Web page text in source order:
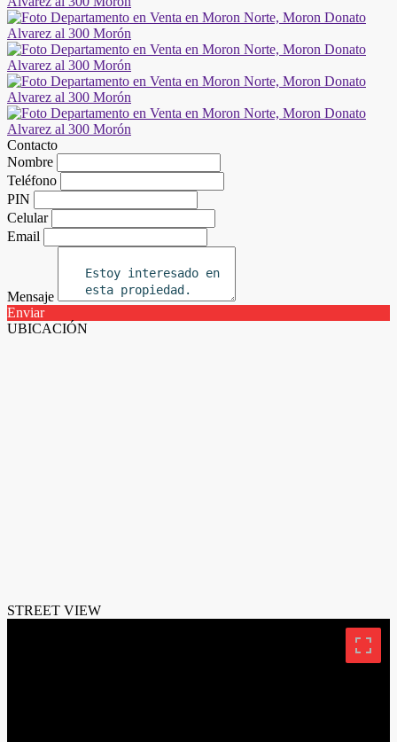
Contacto
Nombre
Teléfono
PIN
Celular
Email
Mensaje
Enviar
UBICACIÓN
STREET VIEW